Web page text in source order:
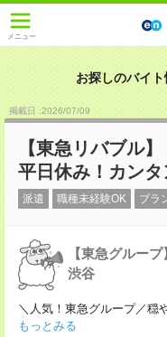
メニュー
お探しのバイト
掲載日 :2026/07/09
【東急リバブル
平日休み！カン
派遣 職種未経験OK ブラ
【東急グルー
渋谷
＼人気！東急グループ／穏
もっとみる